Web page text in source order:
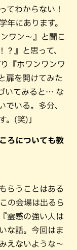
てわからない！
年にあります。
ワン〜』と聞こ
？』と思って、
『ホワンワンワ
扉を開けてみた
いてみると… な
でいる。多分、
。(笑)」
ろについても教
らうことはある
の会場は出るら
霊感の強い人は
な話。今回はま
えないような〜